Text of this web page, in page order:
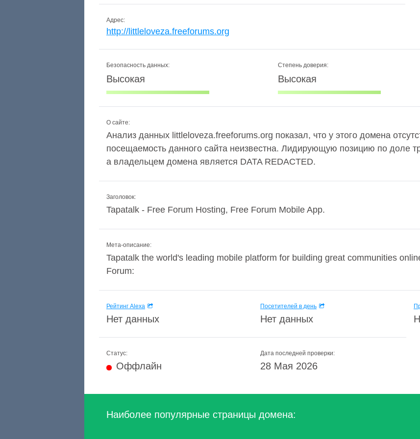
Адрес:
http://littleloveza.freeforums.org
Безопасность данных:
Высокая
Степень доверия:
Высокая
О сайте:
Анализ данных littleloveza.freeforums.org показал, что у этого домена
посещаемость данного сайта неизвестна. Лидирующую позицию по доле
а владельцем домена является DATA REDACTED.
Заголовок:
Tapatalk - Free Forum Hosting, Free Forum Mobile App.
Мета-описание:
Tapatalk the world's leading mobile platform for building great communities
Forum:
Рейтинг Alexa
Нет данных
Посетителей в день
Нет данных
Статус:
Оффлайн
Дата последней проверки:
28 Мая 2026
Наиболее популярные страницы домена: